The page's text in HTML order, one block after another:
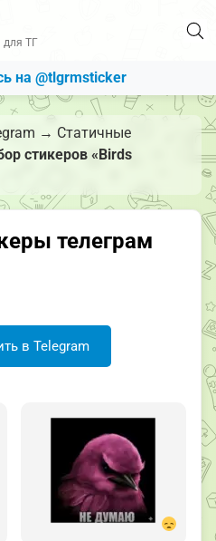
для ТГ
на @tlgrmsticker
→ Статичные
стикеров «Birds
телеграм
в Telegram